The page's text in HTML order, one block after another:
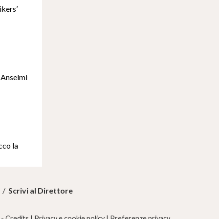
la
/ Scrivi al Direttore